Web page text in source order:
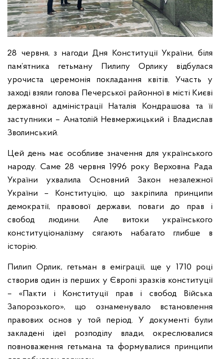
28 червня, з нагоди Дня Конституції України, біля
пам’ятника гетьману Пилипу Орлику відбулася
урочиста церемонія покладання квітів. Участь у
заході взяли голова Печерської районної в місті Києві
державної адміністрації Наталія Кондрашова та її
заступники – Анатолій Невмержицький і Владислав
Зволинський.
Цей день має особливе значення для українського
народу. Саме 28 червня 1996 року Верховна Рада
України ухвалила Основний Закон незалежної
України – Конституцію, що закріпила принципи
демократії, правової держави, поваги до прав і
свобод людини. Але витоки українського
конституціоналізму сягають набагато глибше в
історію.
Пилип Орлик, гетьман в еміграції, ще у 1710 році
створив один із перших у Європі зразків конституції
– «Пакти і Конституції прав і свобод Війська
Запорозького», що ознаменувало встановлення
правових основ у той період. У документі були
закладені ідеї розподілу влади, окреслювалися
повноваження гетьмана та формувалися принципи